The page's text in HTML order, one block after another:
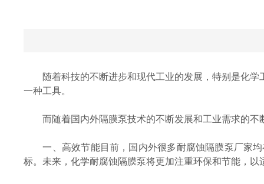
随着科技的不断进步和现代工业的发展，特别是化学
一种工具。
而随着国内外隔膜泵技术的不断发展和工业需求的不
一、高效节能目前，国内外很多耐腐蚀隔膜泵厂家均
标。未来，化学耐腐蚀隔膜泵将更加注重环保和节能，以